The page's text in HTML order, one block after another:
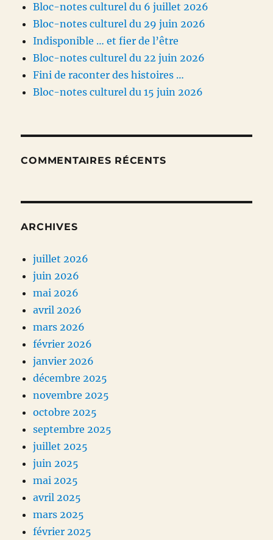
Bloc-notes culturel du 6 juillet 2026
Bloc-notes culturel du 29 juin 2026
Indisponible … et fier de l’être
Bloc-notes culturel du 22 juin 2026
Fini de raconter des histoires …
Bloc-notes culturel du 15 juin 2026
COMMENTAIRES RÉCENTS
ARCHIVES
juillet 2026
juin 2026
mai 2026
avril 2026
mars 2026
février 2026
janvier 2026
décembre 2025
novembre 2025
octobre 2025
septembre 2025
juillet 2025
juin 2025
mai 2025
avril 2025
mars 2025
février 2025